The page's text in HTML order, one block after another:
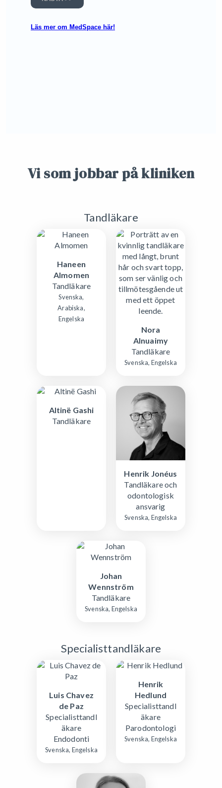
Vi som jobbar på kliniken
Tandläkare
Haneen
Almomen
Tandläkare
Svenska,
Arabiska,
Engelska
Nora
Alnuaimy
Tandläkare
Svenska, Engelska
Altinë Gashi
Tandläkare
Henrik Jonéus
Tandläkare och
odontologisk
ansvarig
Svenska, Engelska
Johan
Wennström
Tandläkare
Svenska, Engelska
Specialisttandläkare
Luis Chavez
de Paz
Specialisttandl
äkare
Endodonti
Svenska, Engelska
Henrik
Hedlund
Specialisttandl
äkare
Parodontologi
Svenska, Engelska